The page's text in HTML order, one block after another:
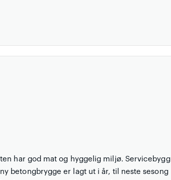
har god mat og hyggelig miljø. Servicebygg
betongbrygge er lagt ut i år, til neste sesong